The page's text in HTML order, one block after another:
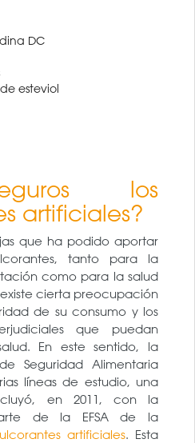
DC
esteviol
los
artificiales?
que ha podido aportar
tanto para la
como para la salud
cierta preocupación
de su consumo y los
que puedan
En este sentido, la
Seguridad Alimentaria
líneas de estudio, una
en 2011, con la
de la EFSA de la
artificiales. Esta